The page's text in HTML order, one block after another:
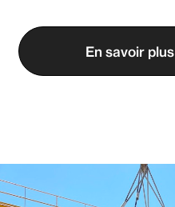
En savoir plus